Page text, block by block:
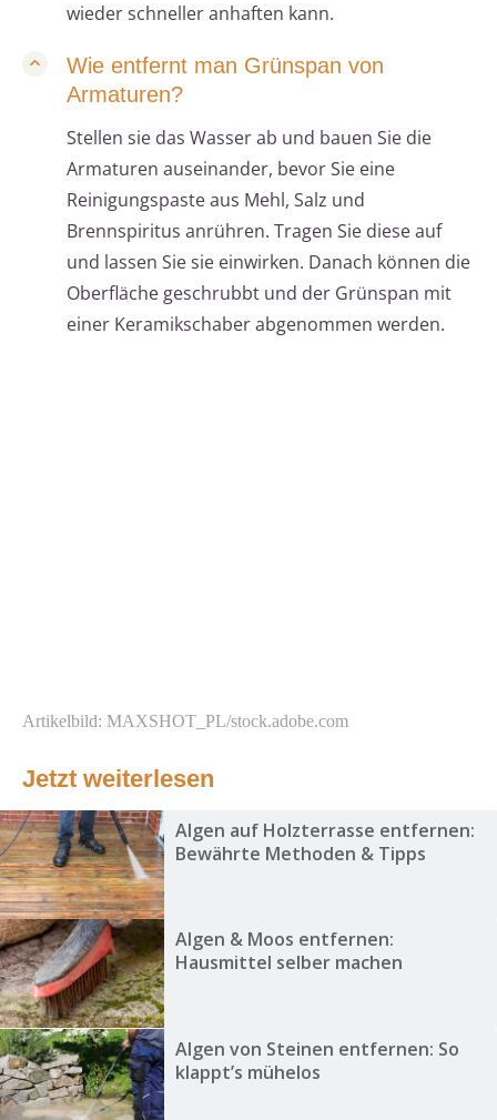
wieder schneller anhaften kann.
Wie entfernt man Grünspan von
Armaturen?
Stellen sie das Wasser ab und bauen Sie die
Armaturen auseinander, bevor Sie eine
Reinigungspaste aus Mehl, Salz und
Brennspiritus anrühren. Tragen Sie diese auf
und lassen Sie sie einwirken. Danach können die
Oberfläche geschrubbt und der Grünspan mit
einer Keramikschaber abgenommen werden.
Artikelbild: MAXSHOT_PL/stock.adobe.com
Jetzt weiterlesen
Algen auf Holzterrasse entfernen:
Bewährte Methoden & Tipps
Algen & Moos entfernen:
Hausmittel selber machen
Algen von Steinen entfernen: So
klappt’s mühelos